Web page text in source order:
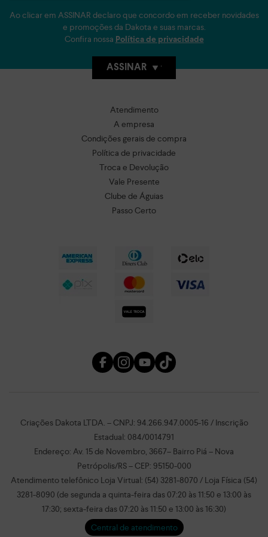
Ao clicar em ASSINAR declaro que concordo em receber novidades
e promoções da Dakota e suas marcas.
Confira nossa Política de privacidade
ASSINAR
Atendimento
A empresa
Condições gerais de compra
Política de privacidade
Troca e Devolução
Vale Presente
Clube de Águias
Passo Certo
Criações Dakota LTDA. – CNPJ: 94.266.947.0005-16 / Inscrição
Estadual: 084/0014791
Endereço: Av. 15 de Novembro, 3667– Bairro Piá – Nova
Petrópolis/RS – CEP: 95150-000
Atendimento telefônico Loja Virtual: (54) 3281-8070 / Loja Física (54)
3281-8090 (de segunda a quinta-feira das 07:20 às 11:50 e 13:00 às
17:30; sexta-feira das 07:20 às 11:50 e 13:00 às 16:30)
Central de atendimento